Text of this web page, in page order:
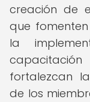
creación de
que
la
fortalezcan
de los